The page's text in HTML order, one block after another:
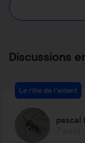
Discussions
Le rôle de l'aidant
pascal